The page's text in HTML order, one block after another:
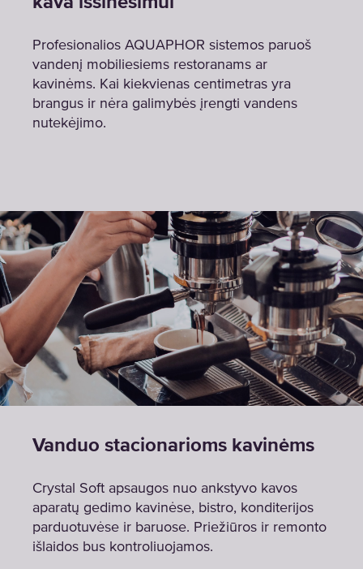
Profesionalios AQUAPHOR sistemos paruoš
vandenį mobiliesiems restoranams ar
kavinėms. Kai kiekvienas centimetras yra
brangus ir nėra galimybės įrengti vandens
nutekėjimo.
Vanduo stacionarioms kavinėms
Crystal Soft apsaugos nuo ankstyvo kavos
aparatų gedimo kavinėse, bistro, konditerijos
parduotuvėse ir baruose. Priežiūros ir remonto
išlaidos bus kontroliuojamos.